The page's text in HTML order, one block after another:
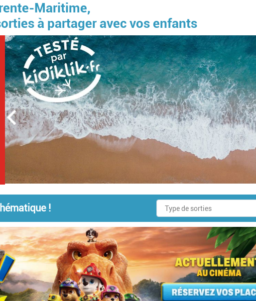
Maritime,
à partager avec vos enfants
!